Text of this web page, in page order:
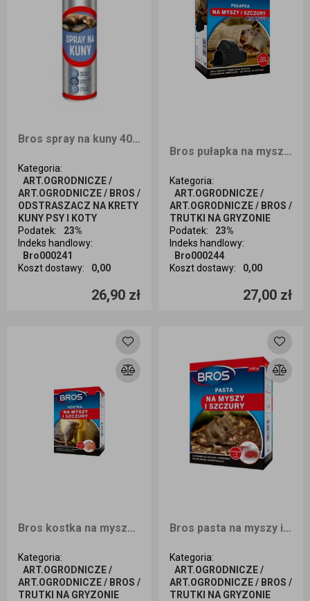
Bros spray na kuny 400ml
Kategoria:
ART.OGRODNICZE /
ART.OGRODNICZE / BROS /
ODSTRASZACZ NA KRETY
KUNY PSY I KOTY
Podatek:
23%
Indeks handlowy:
Bro000241
Koszt dostawy: 0,00
26,90 zł
Ilość sztuk
Bros pułapka na myszy i szczury MONSTER
Kategoria:
ART.OGRODNICZE /
ART.OGRODNICZE / BROS /
TRUTKI NA GRYZONIE
Podatek:
23%
Indeks handlowy:
Bro000244
Koszt dostawy: 0,00
27,00 zł
Ilość sztuk
Bros kostka na myszy i szczury 250g
Kategoria:
ART.OGRODNICZE /
ART.OGRODNICZE / BROS /
TRUTKI NA GRYZONIE
Bros pasta na myszy i szczury 150g
Kategoria:
ART.OGRODNICZE /
ART.OGRODNICZE / BROS /
TRUTKI NA GRYZONIE